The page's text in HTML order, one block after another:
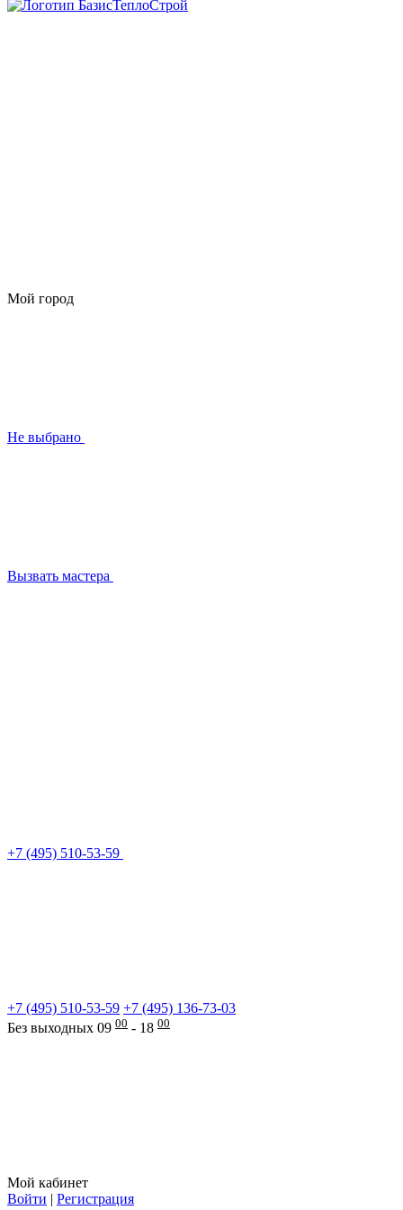
Мой город
Не выбрано
Вызвать мастера
+7 (495) 510-53-59
+7 (495) 510-53-59 +7 (495) 136-73-03
Без выходных 09 00 - 18 00
Мой кабинет
Войти | Регистрация